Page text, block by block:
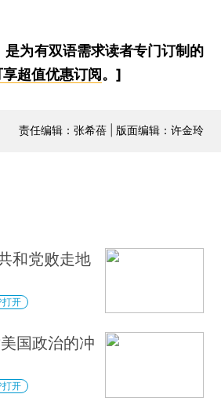
是为有双语需求读者专门订制的
超值优惠订阅 。]
责任编辑：张希蓓 | 版面编辑：许金玲
和党败走地
打开
国政治的冲
打开